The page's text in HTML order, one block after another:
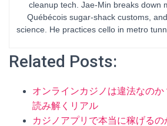
cleanup tech. Jae-Min breaks down
Québécois sugar-shack customs,
science. He practices cello in metro
Related Posts:
オンラインカジノは違法なの
読み解くリアル
カジノアプリで本当に稼げるの